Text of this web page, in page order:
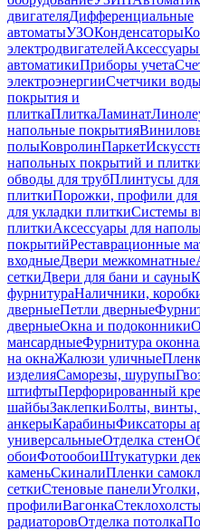
двигателяДифференциальные
автоматыУЗОКонденсаторы
электродвигателей
автоматикиПриборы учета
электроэнергииСчетчики
покрытия и
плиткаПлиткаЛаминат
напольные покрытия
полыКовролинПаркет
напольных покрытий и
обводы для трубПлинтусы для
плиткиПорожки, профили для
для укладки плиткиСистемы
плиткиАксессуары для
покрытийРеставрационные
входныеДвери межкомнатные
сеткиДвери для бани и сауны
фурнитураНаличники,
дверныеПетли дверные
дверныеОкна и подоконники
мансардныеФурнитура
на окнаЖалюзи уличные
изделияСаморезы, шурупы
штифтыПерфорированный
шайбыЗаклепкиБолты,
анкерыКарабиныФиксаторы
универсальныеОтделка стен
обоиФотообоиШтукатурки
каменьСкиналиПленки
сеткиСтеновые панели
профилиВагонка
радиаторовОтделка потолка